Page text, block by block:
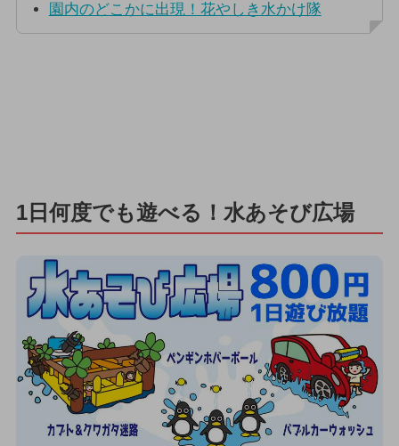
園内のどこかに出現！花やしき水かけ隊
1日何度でも遊べる！水あそび広場